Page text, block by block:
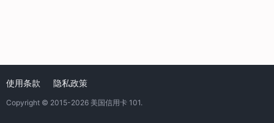
使用条款 隐私政策
Copyright © 2015-2026 美国信用卡 101.